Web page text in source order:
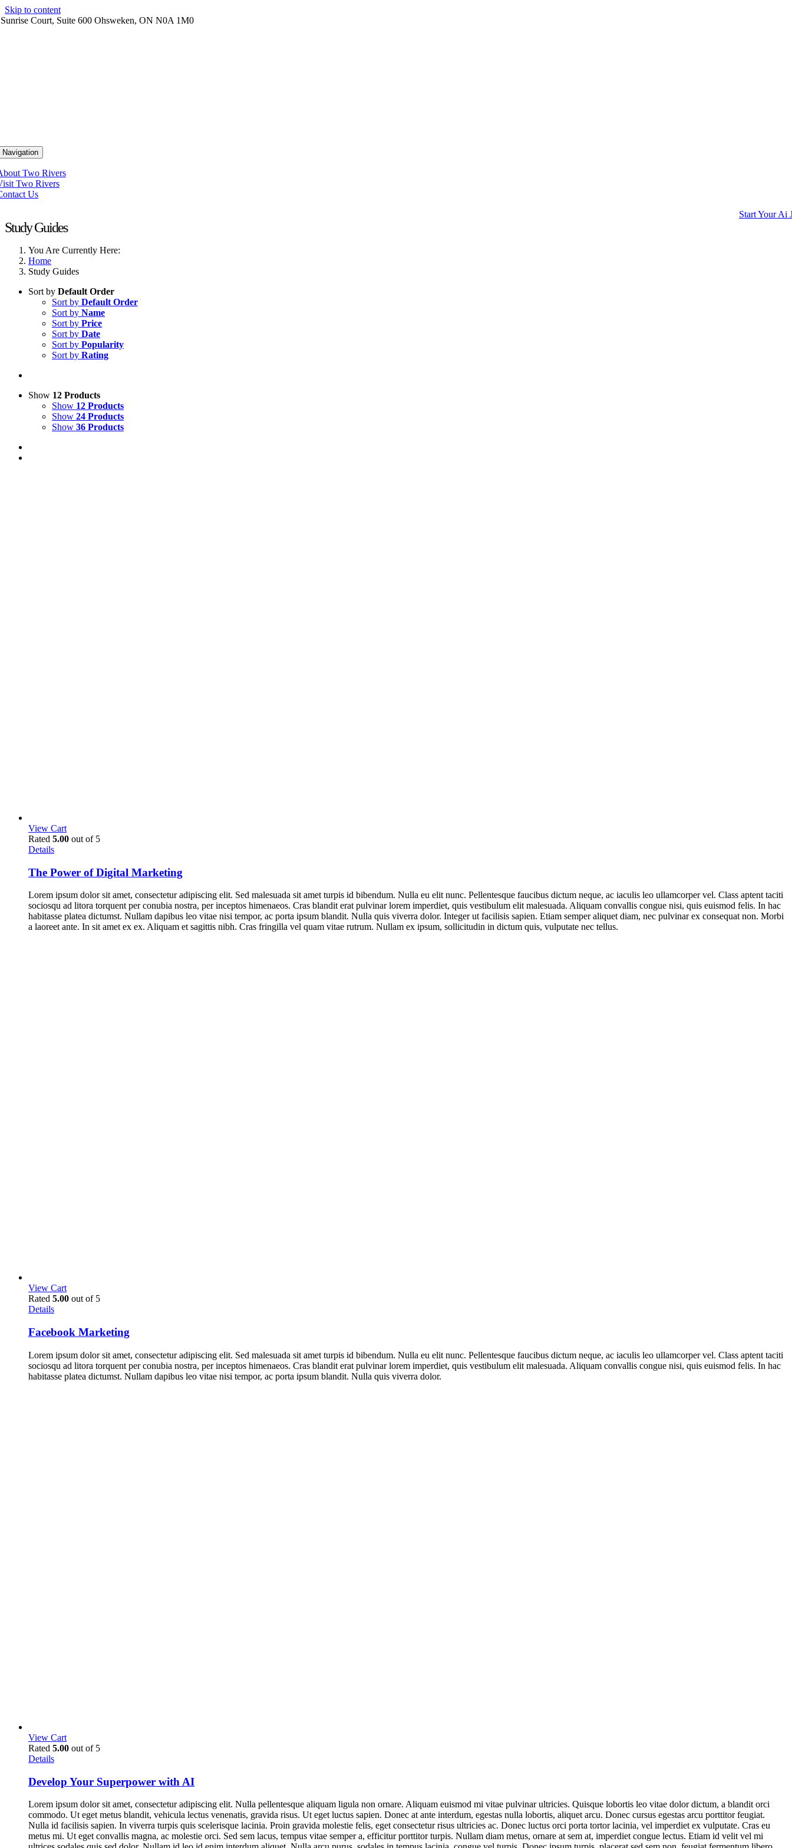
Skip to content
Court, Suite 600 Ohsweken, ON N0A 1M0
Navigation
Two Rivers
Two Rivers
Us
Start Your Ai
Study Guides
You Are Currently Here:
Home
Study Guides
Sort by Default Order
Sort by Default Order
Sort by Name
Sort by Price
Sort by Date
Sort by Popularity
Sort by Rating
Show 12 Products
Show 12 Products
Show 24 Products
Show 36 Products
View Cart
Rated 5.00 out of 5
Details
The Power of Digital Marketing
Lorem ipsum dolor sit amet, consectetur adipiscing elit. Sed malesuada sit amet turpis id bibendum. Nulla eu elit nunc. Pellentesque faucibus dictum neque, ac iaculis leo ullamcorper vel. Class aptent taciti
sociosqu ad litora torquent per conubia nostra, per inceptos himenaeos. Cras blandit erat pulvinar lorem imperdiet, quis vestibulum elit malesuada. Aliquam convallis congue nisi, quis euismod felis. In hac
habitasse platea dictumst. Nullam dapibus leo vitae nisi tempor, ac porta ipsum blandit. Nulla quis viverra dolor. Integer ut facilisis sapien. Etiam semper aliquet diam, nec pulvinar ex consequat non. Morbi
a laoreet ante. In sit amet ex ex. Aliquam et sagittis nibh. Cras fringilla vel quam vitae rutrum. Nullam ex ipsum, sollicitudin in dictum quis, vulputate nec tellus.
View Cart
Rated 5.00 out of 5
Details
Facebook Marketing
Lorem ipsum dolor sit amet, consectetur adipiscing elit. Sed malesuada sit amet turpis id bibendum. Nulla eu elit nunc. Pellentesque faucibus dictum neque, ac iaculis leo ullamcorper vel. Class aptent taciti
sociosqu ad litora torquent per conubia nostra, per inceptos himenaeos. Cras blandit erat pulvinar lorem imperdiet, quis vestibulum elit malesuada. Aliquam convallis congue nisi, quis euismod felis. In hac
habitasse platea dictumst. Nullam dapibus leo vitae nisi tempor, ac porta ipsum blandit. Nulla quis viverra dolor.
View Cart
Rated 5.00 out of 5
Details
Develop Your Superpower with AI
Lorem ipsum dolor sit amet, consectetur adipiscing elit. Nulla pellentesque aliquam ligula non ornare. Aliquam euismod mi vitae pulvinar ultricies. Quisque lobortis leo vitae dolor dictum, a blandit orci
commodo. Ut eget metus blandit, vehicula lectus venenatis, gravida risus. Ut eget luctus sapien. Donec at ante interdum, egestas nulla lobortis, aliquet arcu. Donec cursus egestas arcu porttitor feugiat.
Nulla id facilisis sapien. In viverra turpis quis scelerisque lacinia. Proin gravida molestie felis, eget consectetur risus ultricies ac. Donec luctus orci porta tortor lacinia, vel imperdiet ex vulputate. Cras eu
metus mi. Ut eget convallis magna, ac molestie orci. Sed sem lacus, tempus vitae semper a, efficitur porttitor turpis. Nullam diam metus, ornare at sem at, imperdiet congue lectus. Etiam id velit vel mi